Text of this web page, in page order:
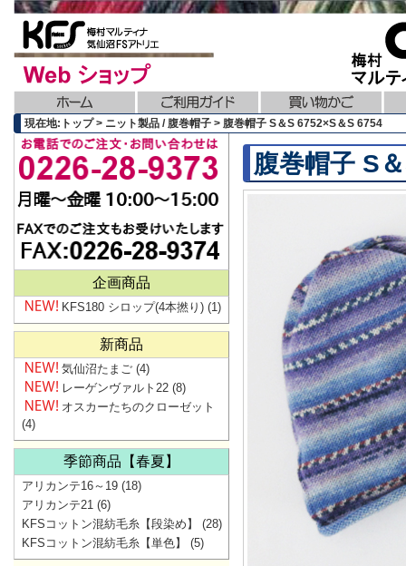
現在地:トップ > ニット製品 / 腹巻帽子 > 腹巻帽子 S＆S 6752×S＆S 6754
腹巻帽子 S
企画商品
KFS180 シロップ(4本撚り) (1)
新商品
気仙沼たまご (4)
レーゲンヴァルト22 (8)
オスカーたちのクローゼット
(4)
季節商品【春夏】
アリカンテ16～19 (18)
アリカンテ21 (6)
KFSコットン混紡毛糸【段染め】
(28)
KFSコットン混紡毛糸【単色】
(5)